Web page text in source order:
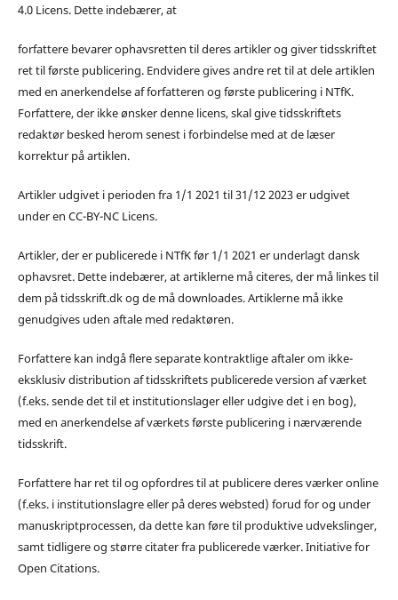
4.0 Licens. Dette indebærer, at
forfattere bevarer ophavsretten til deres artikler og giver tidsskriftet
ret til første publicering. Endvidere gives andre ret til at dele artiklen
med en anerkendelse af forfatteren og første publicering i NTfK.
Forfattere, der ikke ønsker denne licens, skal give tidsskriftets
redaktør besked herom senest i forbindelse med at de læser
korrektur på artiklen.
Artikler udgivet i perioden fra 1/1 2021 til 31/12 2023 er udgivet
under en CC-BY-NC Licens.
Artikler, der er publicerede i NTfK før 1/1 2021 er underlagt dansk
ophavsret. Dette indebærer, at artiklerne må citeres, der må linkes til
dem på tidsskrift.dk og de må downloades. Artiklerne må ikke
genudgives uden aftale med redaktøren.
Forfattere kan indgå flere separate kontraktlige aftaler om ikke-
eksklusiv distribution af tidsskriftets publicerede version af værket
(f.eks. sende det til et institutionslager eller udgive det i en bog),
med en anerkendelse af værkets første publicering i nærværende
tidsskrift.
Forfattere har ret til og opfordres til at publicere deres værker online
(f.eks. i institutionslagre eller på deres websted) forud for og under
manuskriptprocessen, da dette kan føre til produktive udvekslinger,
samt tidligere og større citater fra publicerede værker. Initiative for
Open Citations.